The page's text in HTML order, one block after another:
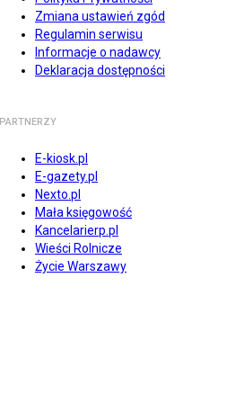
Zmiana ustawień zgód
Regulamin serwisu
Informacje o nadawcy
Deklaracja dostępności
PARTNERZY
E-kiosk.pl
E-gazety.pl
Nexto.pl
Mała księgowość
Kancelarierp.pl
Wieści Rolnicze
Życie Warszawy